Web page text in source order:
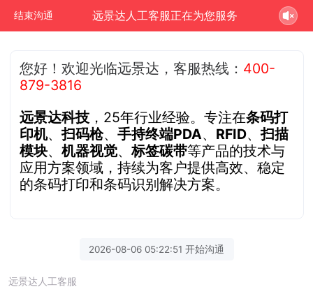
结束沟通 远景达人工客服正在为您服务
您好！欢迎光临远景达，客服热线： 400-
879-3816
远景达科技 ，25年行业经验。专注在条码打
印机、扫码枪、手持终端PDA、 RFID、扫描
模块、机器视觉、标签碳带等产品的技术与
应用方案领域，持续为客户提供高效、稳定
的条码打印和条码识别解决方案。
2026-08-06 05:22:51 开始沟通
远景达人工客服